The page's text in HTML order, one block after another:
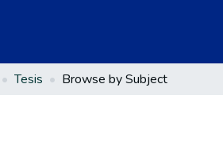
Tesis Browse by Subject